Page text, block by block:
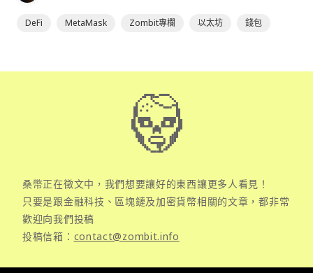
DeFi MetaMask Zombit專欄 以太坊 錢包
桑幣正在徵文中，我們想要讓好的東西讓更多人看見！
只要是跟金融科技、區塊鏈及加密貨幣相關的文章，都非常
歡迎向我們投稿
投稿信箱： contact@zombit.info